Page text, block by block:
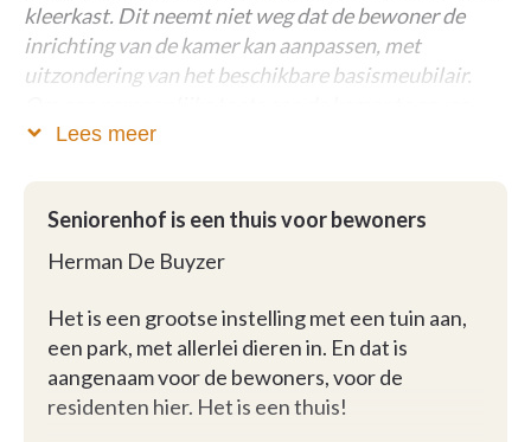
kleerkast. Dit neemt niet weg dat de bewoner de
inrichting van de kamer kan aanpassen, met
uitzondering van het beschikbare basismeubilair.
raden wij de residenten aan ook wat eigen
gemeenschappelijke ruimtes zijn smaakvol ingericht
en alle noodzakelijke voorzieningen zijn voorhanden.
Verder beschikt Seniorenhof over een uitgestrekte
tuin met hoevedieren waar het heerlijk verpozen is.
Omgeving
Woonzorgcentrum Seniorenhof is goed
bereikbaar en ligt op de weg Tongeren - Hoeselt
Lees meer
Seniorenhof is een thuis voor bewoners
Herman De Buyzer
Het is een grootse instelling met een tuin aan,
een park, met allerlei dieren in. En dat is
aangenaam voor de bewoners, voor de
residenten hier. Het is een thuis!